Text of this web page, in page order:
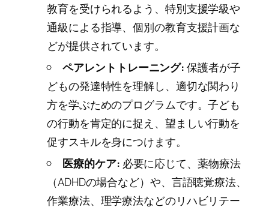
教育を受けられるよう、特別支援学級や
通級による指導、個別の教育支援計画な
どが提供されています。
ペアレントトレーニング:保護者が子
どもの発達特性を理解し、適切な関わり
方を学ぶためのプログラムです。子ども
の行動を肯定的に捉え、望ましい行動を
促すスキルを身につけます。
医療的ケア: 必要に応じて、薬物療法
（ADHDの場合など）や、言語聴覚療法、
作業療法、理学療法などのリハビリテー